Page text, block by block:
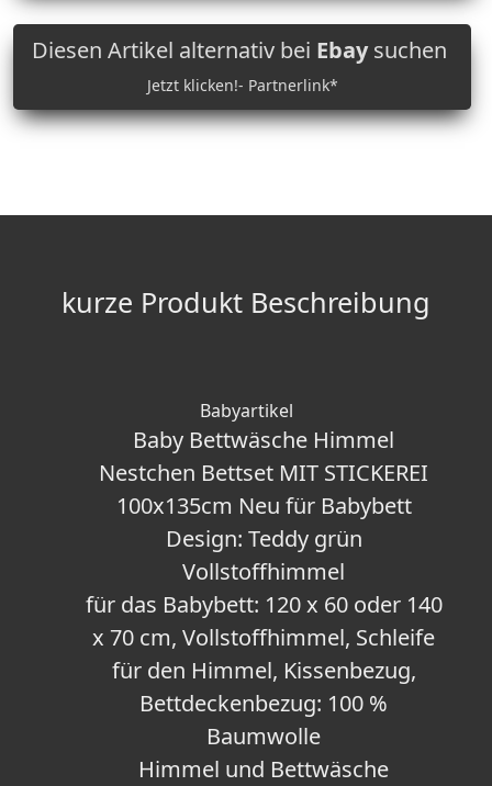
Diesen Artikel alternativ bei Ebaysuchen
Jetzt klicken!- Partnerlink*
kurze Produkt Beschreibung
Babyartikel
Baby Bettwäsche Himmel
Nestchen Bettset MIT STICKEREI
100x135cm Neu für Babybett
Design: Teddy grün
Vollstoffhimmel
für das Babybett: 120 x 60 oder 140
x 70 cm, Vollstoffhimmel, Schleife
für den Himmel, Kissenbezug,
Bettdeckenbezug: 100 %
Baumwolle
Himmel und Bettwäsche